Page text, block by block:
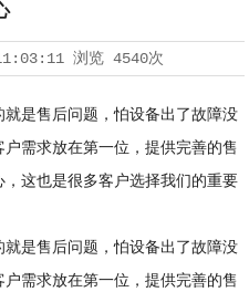
浏览 4540次
是售后问题，怕设备出了故障没
需求放在第一位，提供完善的售
这也是很多客户选择我们的重要
是售后问题，怕设备出了故障没
需求放在第一位，提供完善的售